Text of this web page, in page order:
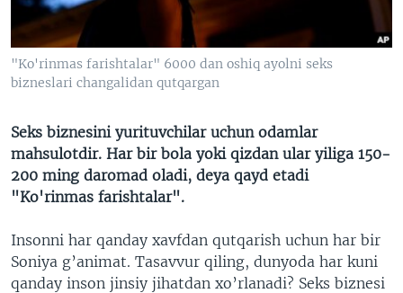
VIDEO
XABARLAR SURATLARDA
ODNOKLASSNIKI
TELEGRAM
TWITTER
"Ko'rinmas farishtalar" 6000 dan oshiq ayolni seks
bizneslari changalidan qutqargan
Seks biznesini yurituvchilar uchun odamlar
mahsulotdir. Har bir bola yoki qizdan ular yiliga 150-
200 ming daromad oladi, deya qayd etadi
"Ko'rinmas farishtalar".
Insonni har qanday xavfdan qutqarish uchun har bir
Soniya g’animat. Tasavvur qiling, dunyoda har kuni
qanday inson jinsiy jihatdan xo’rlanadi? Seks biznesi